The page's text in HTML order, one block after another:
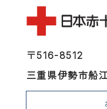
〒516-8512
三重県伊勢市船